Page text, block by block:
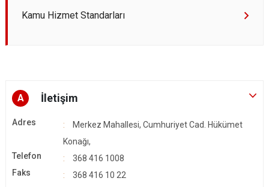
Kamu Hizmet Standarları
A İletişim
Adres
Merkez Mahallesi, Cumhuriyet Cad. Hükümet
Konağı,
Telefon
368 416 1008
Faks
368 416 10 22